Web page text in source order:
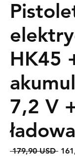
HK45
7,2 V
179,90 USD